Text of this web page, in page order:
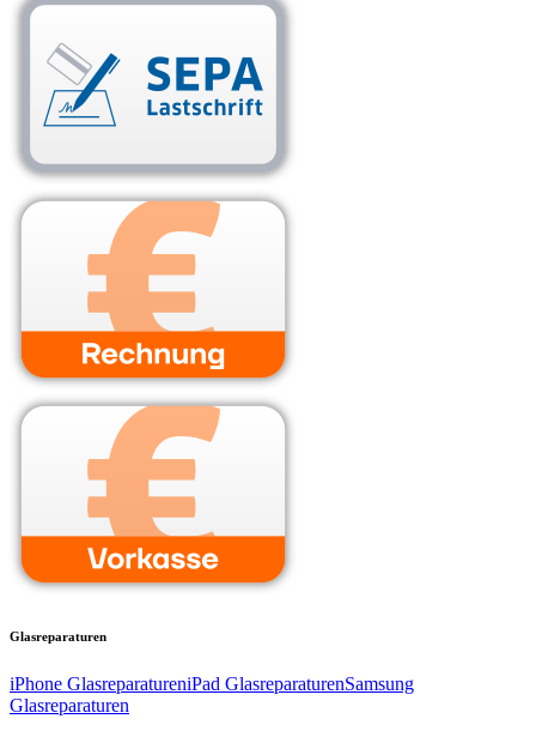
Glasreparaturen
iPhone GlasreparatureniPad GlasreparaturenSamsung
Glasreparaturen